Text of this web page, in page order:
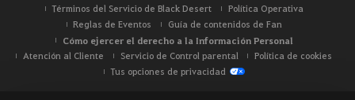
Términos del Servicio de Black Desert
Política Operativa
Reglas de Eventos
Guía de contenidos de Fan
Cómo ejercer el derecho a la Información Personal
Atención al Cliente Servicio de Control parental
Política de cookies
Tus opciones de privacidad